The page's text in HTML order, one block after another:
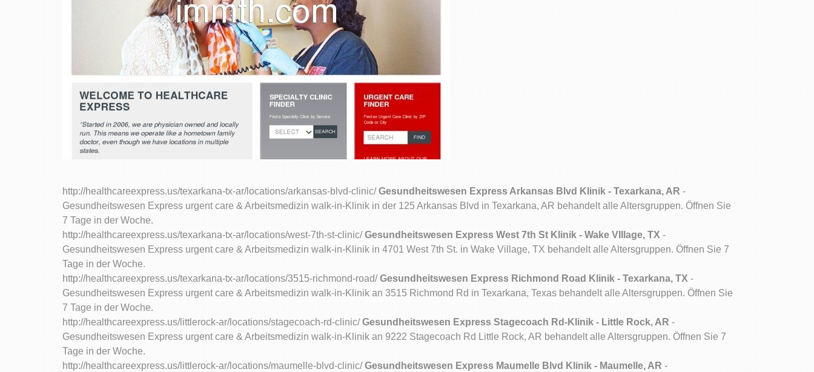
http://healthcareexpress.us/texarkana-tx-ar/locations/arkansas-blvd-clinic/Gesundheitswesen Express Arkansas Blvd Klinik - Texarkana, AR -
Gesundheitswesen Express urgent care & Arbeitsmedizin walk-in-Klinik in der 125 Arkansas Blvd in Texarkana, AR behandelt alle Altersgruppen. Öffnen Sie
7 Tage in der Woche.
http://healthcareexpress.us/texarkana-tx-ar/locations/west-7th-st-clinic/Gesundheitswesen Express West 7th St Klinik - Wake VIllage, TX -
Gesundheitswesen Express urgent care & Arbeitsmedizin walk-in-Klinik in 4701 West 7th St. in Wake Village, TX behandelt alle Altersgruppen. Öffnen Sie 7
Tage in der Woche.
http://healthcareexpress.us/texarkana-tx-ar/locations/3515-richmond-road/Gesundheitswesen Express Richmond Road Klinik - Texarkana, TX -
Gesundheitswesen Express urgent care & Arbeitsmedizin walk-in-Klinik an 3515 Richmond Rd in Texarkana, Texas behandelt alle Altersgruppen. Öffnen Sie
7 Tage in der Woche.
http://healthcareexpress.us/littlerock-ar/locations/stagecoach-rd-clinic/Gesundheitswesen Express Stagecoach Rd-Klinik - Little Rock, AR -
Gesundheitswesen Express urgent care & Arbeitsmedizin walk-in-Klinik an 9222 Stagecoach Rd Little Rock, AR behandelt alle Altersgruppen. Öffnen Sie 7
Tage in der Woche.
http://healthcareexpress.us/littlerock-ar/locations/maumelle-blvd-clinic/Gesundheitswesen Express Maumelle Blvd Klinik - Maumelle, AR -